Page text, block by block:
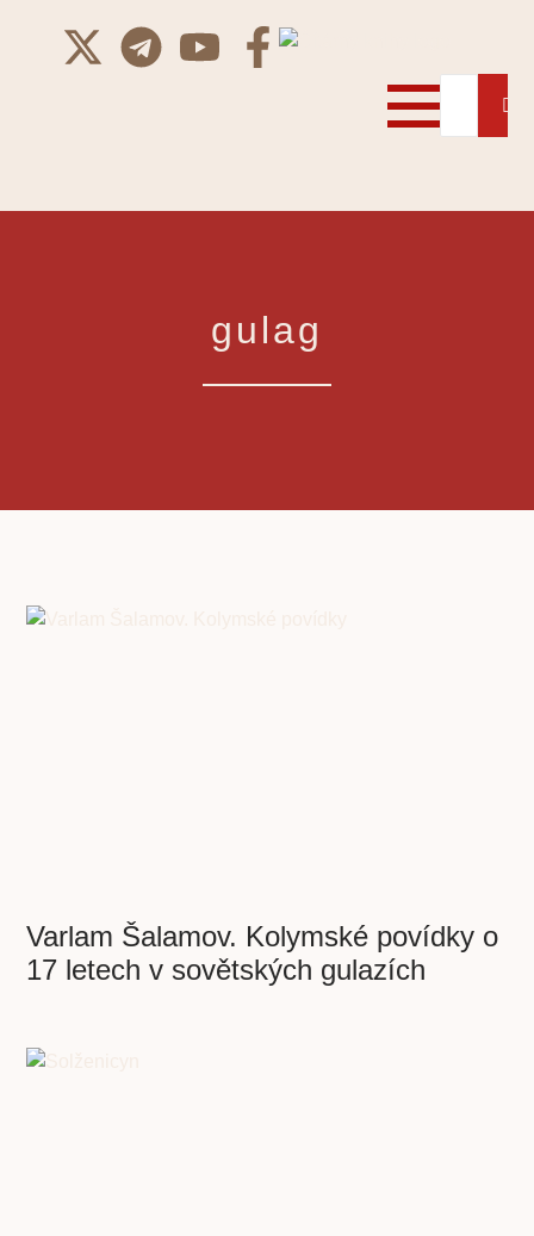
gulag
Varlam Šalamov. Kolymské povídky o
17 letech v sovětských gulazích